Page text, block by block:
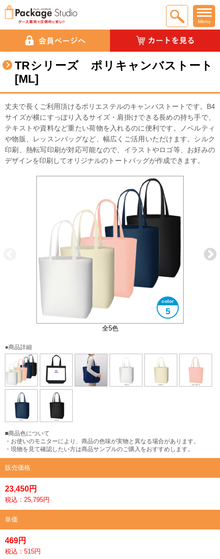
Menu
TRシリーズ ポリキャンバストート
[ML]
丈夫で長くご利用頂けるポリエステルのキャンバストートです。B4
サイズが横にすっぽり入るサイズ・肩掛けできる長めの持ち手で、
テキストや資料など重たい荷物を入れるのに便利です。ノベルティ
や物販、レッスンバッグなど、幅広くご活用いただけます。シルク
印刷、熱転写印刷が対応可能なので、イラストやロゴ等、お好みの
デザインを印刷してオリジナルのトートバッグが作成できます。
全5色
5
B4サイズ対応
大きさイメージ
●商品詳細
■商品色について
・お使いのモニターにより、商品の色味が実物と異なる場合があります。
・現物を見て確認したい方は商品サンプルのご購入をおすすめします。
販売価格
23,450円
税込：25,795円
単価
469円
税込：515円